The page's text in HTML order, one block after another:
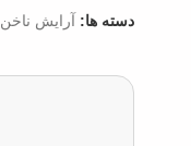
دسته ها: آرایش ناخن